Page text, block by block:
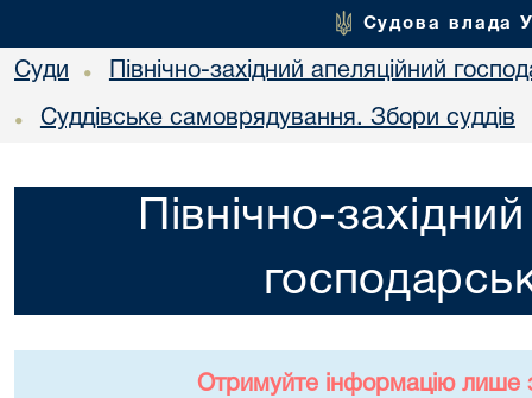
Судова влада
Суди • Північно-західний апеляційний
• Суддівське самоврядування. Збори суддів
Північно-
Отримуйте інформацію лише